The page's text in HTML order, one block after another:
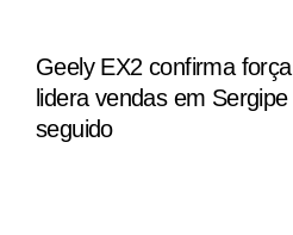
Geely EX2 confirma
lidera vendas em
seguido